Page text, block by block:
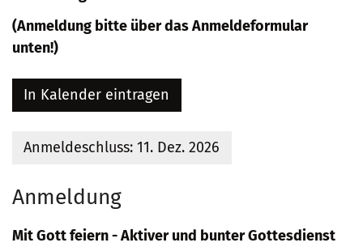
(Anmeldung bitte über das Anmeldeformular
unten!)
In Kalender eintragen
Anmeldeschluss: 11. Dez. 2026
Anmeldung
Mit Gott feiern - Aktiver und bunter Gottesdienst